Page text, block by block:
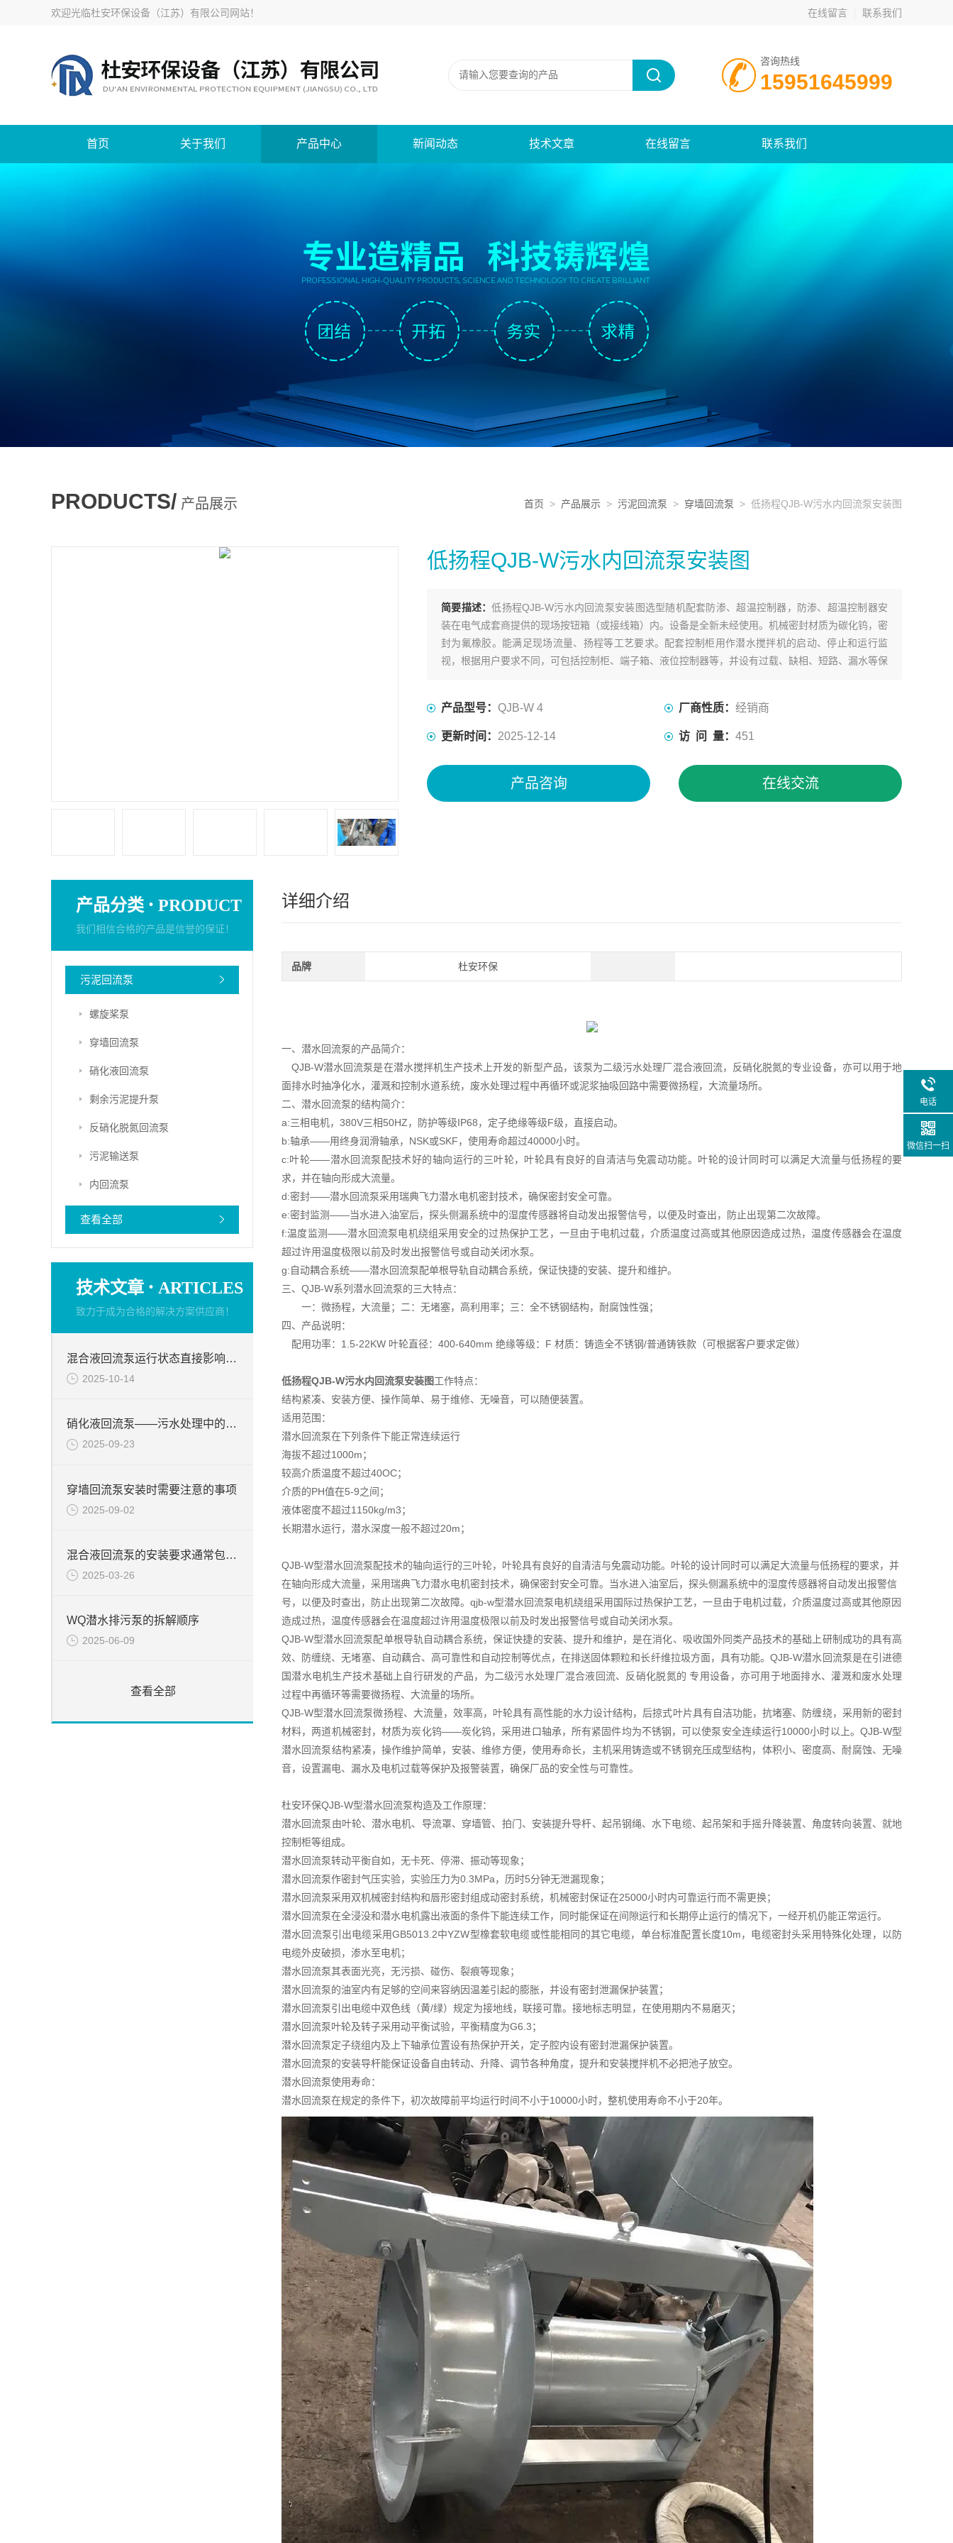
欢迎光临杜安环保设备（江苏）有限公司网站！ 在线留言 联系我们
咨询热线
15951645999
首页 关于我们 产品中心 新闻动态 技术文章 在线留言 联系我们
PRODUCTS/ 产品展示 首页 > 产品展示 > 污泥回流泵 > 穿墙回流泵 > 低扬程QJB-W污水内回流泵安装图
低扬程QJB-W污水内回流泵安装图
简要描述：低扬程QJB-W污水内回流泵安装图选型随机配套防渗、超温控制器，防渗、超温控制器安
装在电气成套商提供的现场按钮箱（或接线箱）内。设备是全新未经使用。机械密封材质为碳化钨，密
封为氟橡胶。能满足现场流量、扬程等工艺要求。配套控制柜用作潜水搅拌机的启动、停止和运行监
视，根据用户要求不同，可包括控制柜、端子箱、液位控制器等，并设有过载、缺相、短路、漏水等保
产品型号： QJB-W 4 厂商性质： 经销商
更新时间： 2025-12-14 访 问 量： 451
产品咨询 在线交流
产品分类 · PRODUCT
我们相信合格的产品是信誉的保证！
污泥回流泵
螺旋桨泵
穿墙回流泵
硝化液回流泵
剩余污泥提升泵
反硝化脱氮回流泵
污泥输送泵
内回流泵
查看全部
技术文章 · ARTICLES
致力于成为合格的解决方案供应商！
混合液回流泵运行状态直接影响整个工艺流程的稳定性与效率
2025-10-14
硝化液回流泵——污水处理中的关键角色
2025-09-23
穿墙回流泵安装时需要注意的事项
2025-09-02
混合液回流泵的安装要求通常包括以下几个方面
2025-03-26
WQ潜水排污泵的拆解顺序
2025-06-09
查看全部
详细介绍
品牌 杜安环保
一、潜水回流泵的产品简介：
QJB-W潜水回流泵是在潜水搅拌机生产技术上开发的新型产品，该泵为二级污水处理厂混合液回流，反硝化脱氮的专业设备，亦可以用于地
面排水时抽净化水，灌溉和控制水道系统，废水处理过程中再循环或泥浆抽吸回路中需要微扬程，大流量场所。
二、潜水回流泵的结构简介：
a:三相电机，380V三相50HZ，防护等级IP68，定子绝缘等级F级，直接启动。
b:轴承——用终身润滑轴承，NSK或SKF，使用寿命超过40000小时。
c:叶轮——潜水回流泵配技术好的轴向运行的三叶轮，叶轮具有良好的自清洁与免震动功能。叶轮的设计同时可以满足大流量与低扬程的要
求，并在轴向形成大流量。
d:密封——潜水回流泵采用瑞典飞力潜水电机密封技术，确保密封安全可靠。
e:密封监测——当水进入油室后，探头侧漏系统中的湿度传感器将自动发出报警信号，以便及时查出，防止出现第二次故障。
f:温度监测——潜水回流泵电机绕组采用安全的过热保护工艺，一旦由于电机过载，介质温度过高或其他原因造成过热，温度传感器会在温度
超过许用温度极限以前及时发出报警信号或自动关闭水泵。
g:自动耦合系统——潜水回流泵配单根导轨自动耦合系统，保证快捷的安装、提升和维护。
三、QJB-W系列潜水回流泵的三大特点：
一：微扬程，大流量；二：无堵塞，高利用率；三：全不锈钢结构，耐腐蚀性强；
四、产品说明：
配用功率：1.5-22KW 叶轮直径：400-640mm 绝缘等级：F 材质：铸造全不锈钢/普通铸铁款（可根据客户要求定做）
低扬程QJB-W污水内回流泵安装图工作特点：
结构紧凑、安装方便、操作简单、易于维修、无噪音，可以随便装置。
适用范围：
潜水回流泵在下列条件下能正常连续运行
海拔不超过1000m；
较高介质温度不超过40OC；
介质的PH值在5-9之间；
液体密度不超过1150kg/m3；
长期潜水运行，潜水深度一般不超过20m；
QJB-W型潜水回流泵配技术的轴向运行的三叶轮，叶轮具有良好的自清洁与免震动功能。叶轮的设计同时可以满足大流量与低扬程的要求，并
在轴向形成大流量，采用瑞典飞力潜水电机密封技术，确保密封安全可靠。当水进入油室后，探头侧漏系统中的湿度传感器将自动发出报警信
号，以便及时查出，防止出现第二次故障。qjb-w型潜水回流泵电机绕组采用国际过热保护工艺，一旦由于电机过载，介质温度过高或其他原因
造成过热，温度传感器会在温度超过许用温度极限以前及时发出报警信号或自动关闭水泵。
QJB-W型潜水回流泵配单根导轨自动耦合系统，保证快捷的安装、提升和维护，是在消化、吸收国外同类产品技术的基础上研制成功的具有高
效、防缠绕、无堵塞、自动藕合、高可靠性和自动控制等优点，在排送固体颗粒和长纤维拉圾方面，具有功能。QJB-W潜水回流泵是在引进德
国潜水电机生产技术基础上自行研发的产品，为二级污水处理厂混合液回流、反硝化脱氮的 专用设备，亦可用于地面排水、灌溉和废水处理
过程中再循环等需要微扬程、大流量的场所。
QJB-W型潜水回流泵微扬程、大流量，效率高，叶轮具有高性能的水力设计结构，后掠式叶片具有自洁功能，抗堵塞、防缠绕，采用新的密封
材料，两道机械密封，材质为炭化钨――炭化钨，采用进口轴承，所有紧固件均为不锈钢，可以使泵安全连续运行10000小时以上。QJB-W型
潜水回流泵结构紧凑，操作维护简单，安装、维修方便，使用寿命长，主机采用铸造或不锈钢充压成型结构，体积小、密度高、耐腐蚀、无噪
音，设置漏电、漏水及电机过载等保护及报警装置，确保厂品的安全性与可靠性。
杜安环保QJB-W型潜水回流泵构造及工作原理：
潜水回流泵由叶轮、潜水电机、导流罩、穿墙管、拍门、安装提升导杆、起吊钢绳、水下电缆、起吊架和手摇升降装置、角度转向装置、就地
控制柜等组成。
潜水回流泵转动平衡自如，无卡死、停滞、振动等现象；
潜水回流泵作密封气压实验，实验压力为0.3MPa，历时5分钟无泄漏现象；
潜水回流泵采用双机械密封结构和唇形密封组成动密封系统，机械密封保证在25000小时内可靠运行而不需更换；
潜水回流泵在全浸没和潜水电机露出液面的条件下能连续工作，同时能保证在间隙运行和长期停止运行的情况下，一经开机仍能正常运行。
潜水回流泵引出电缆采用GB5013.2中YZW型橡套软电缆或性能相同的其它电缆，单台标准配置长度10m，电缆密封头采用特殊化处理，以防
电缆外皮破损，渗水至电机；
潜水回流泵其表面光亮，无污损、碰伤、裂痕等现象；
潜水回流泵的油室内有足够的空间来容纳因温差引起的膨胀，并设有密封泄漏保护装置；
潜水回流泵引出电缆中双色线（黄/绿）规定为接地线，联接可靠。接地标志明显，在使用期内不易磨灭；
潜水回流泵叶轮及转子采用动平衡试验，平衡精度为G6.3；
潜水回流泵定子绕组内及上下轴承位置设有热保护开关，定子腔内设有密封泄漏保护装置。
潜水回流泵的安装导杆能保证设备自由转动、升降、调节各种角度，提升和安装搅拌机不必把池子放空。
潜水回流泵使用寿命：
潜水回流泵在规定的条件下，初次故障前平均运行时间不小于10000小时，整机使用寿命不小于20年。
电话
微信扫一扫